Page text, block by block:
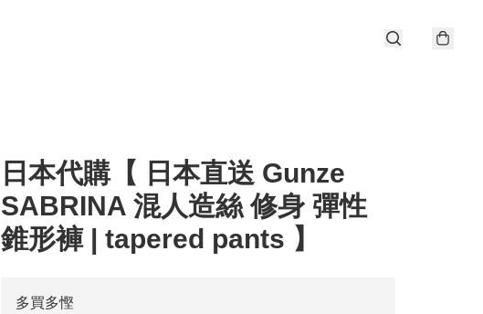
日本代購【 日本直送 Gunze
SABRINA 混人造絲 修身 彈性
錐形褲 | tapered pants 】
多買多慳